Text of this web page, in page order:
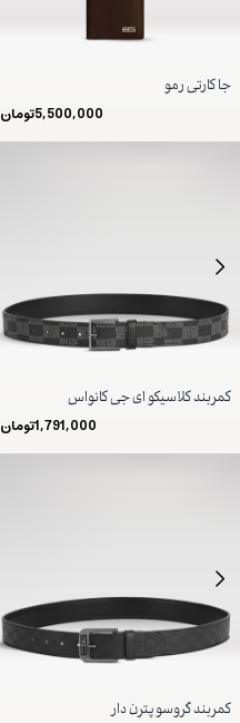
جا کارتی رمو
5,500,000تومان
کمربند کلاسیکو ای جی کانواس
1,791,000تومان
کمربند گروسو پترن دار